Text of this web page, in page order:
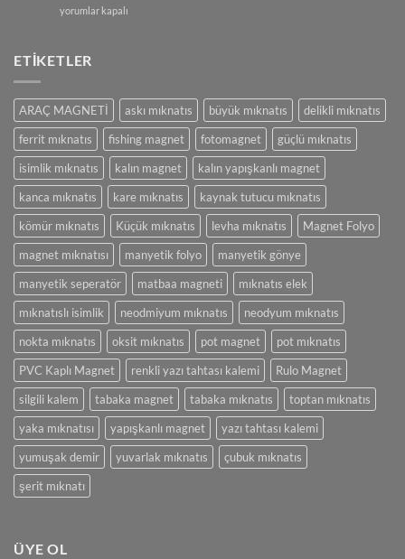
Örümcek
Mıknatıs
Manyetik
Metal
ve
Kullanım
Alanları
Nelerdir?
için
yorumlar kapalı
ETİKETLER
ARAÇ MAGNETİ askı mıknatıs büyük mıknatıs
delikli mıknatıs
ferrit mıknatıs
fishing magnet fotomagnet
güçlü mıknatıs
isimlik mıknatıs
kalın magnet
kalın yapışkanlı magnet
kanca mıknatıs
kare mıknatıs
kaynak tutucu mıknatıs
kömür mıknatıs
Küçük mıknatıs levha mıknatıs
Magnet Folyo
magnet mıknatısı
manyetik folyo
manyetik gönye
manyetik seperatör
matbaa magneti
mıknatıs elek
mıknatıslı isimlik
neodmiyum mıknatıs
neodyum mıknatıs
nokta mıknatıs
oksit mıknatıs pot magnet
pot mıknatıs
PVC Kaplı Magnet
renkli yazı tahtası kalemi
Rulo Magnet
silgili kalem
tabaka magnet tabaka mıknatıs
toptan mıknatıs
yaka mıknatısı
yapışkanlı magnet
yazı tahtası kalemi
yumuşak demir
yuvarlak mıknatıs
çubuk mıknatıs
şerit mıknatı
ÜYE OL